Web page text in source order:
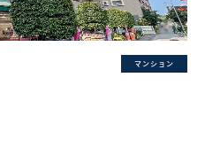
マンション